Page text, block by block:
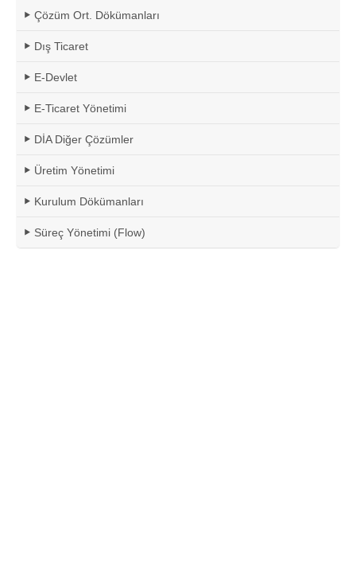
Çözüm Ort. Dökümanları
Dış Ticaret
E-Devlet
E-Ticaret Yönetimi
DİA Diğer Çözümler
Üretim Yönetimi
Kurulum Dökümanları
Süreç Yönetimi (Flow)